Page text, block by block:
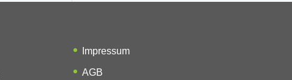
Impressum
AGB